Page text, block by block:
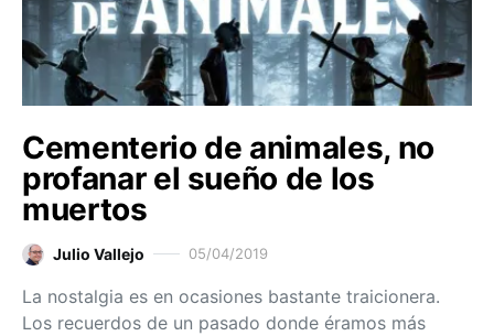
Cementerio de animales, no
profanar el sueño de los
muertos
Julio Vallejo 05/04/2019
La nostalgia es en ocasiones bastante traicionera.
Los recuerdos de un pasado donde éramos más